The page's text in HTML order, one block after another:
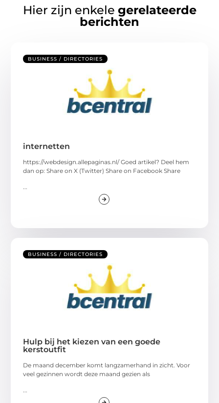
Hier zijn enkele gerelateerde
berichten
BUSINESS / DIRECTORIES
internetten
https://webdesign.allepaginas.nl/ Goed artikel? Deel hem
dan op: Share on X (Twitter) Share on Facebook Share
BUSINESS / DIRECTORIES
Hulp bij het kiezen van een goede
kerstoutfit
De maand december komt langzamerhand in zicht. Voor
veel gezinnen wordt deze maand gezien als